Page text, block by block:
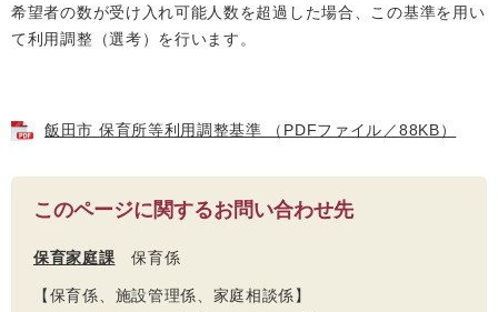
希望者の数が受け入れ可能人数を超過した場合、この基準を用い
て利用調整（選考）を行います。
飯田市 保育所等利用調整基準 （PDFファイル／88KB）
このページに関するお問い合わせ先
保育家庭課 保育係
【保育係、施設管理係、家庭相談係】